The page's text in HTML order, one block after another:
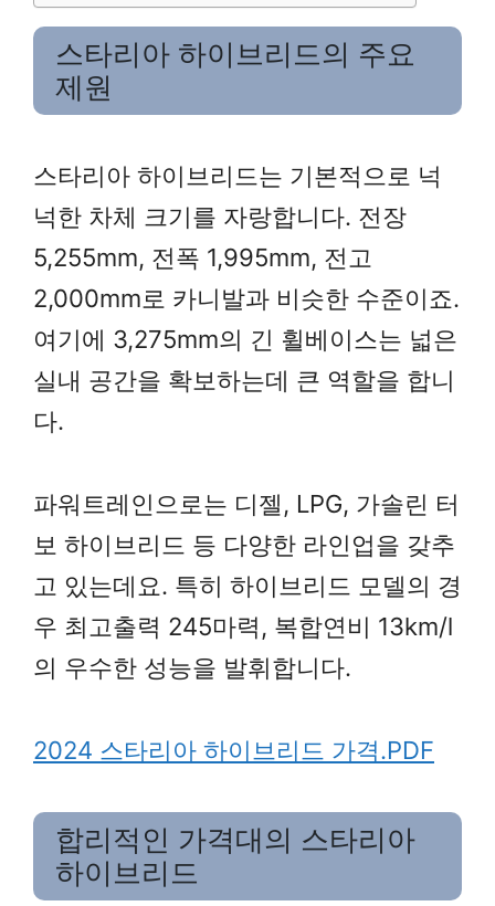
스타리아 하이브리드의 주요
제원
스타리아 하이브리드는 기본적으로 넉
넉한 차체 크기를 자랑합니다. 전장
5,255mm, 전폭 1,995mm, 전고
2,000mm로 카니발과 비슷한 수준이죠.
여기에 3,275mm의 긴 휠베이스는 넓은
실내 공간을 확보하는데 큰 역할을 합니
다.
파워트레인으로는 디젤, LPG, 가솔린 터
보 하이브리드 등 다양한 라인업을 갖추
고 있는데요. 특히 하이브리드 모델의 경
우 최고출력 245마력, 복합연비 13km/l
의 우수한 성능을 발휘합니다.
2024 스타리아 하이브리드 가격.PDF
합리적인 가격대의 스타리아
하이브리드